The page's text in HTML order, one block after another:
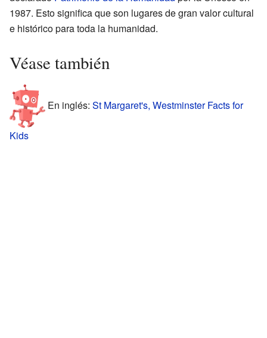
1987. Esto significa que son lugares de gran valor cultural
e histórico para toda la humanidad.
Véase también
En inglés: St Margaret's, Westminster Facts for
Kids